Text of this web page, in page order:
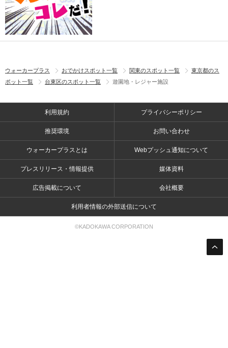
ウォーカープラス おでかけスポット一覧 関東のスポット一覧
東京都のス
ポット一覧
台東区のスポット一覧 遊園地・レジャー施設
利用規約 プライバシーポリシー
推奨環境 お問い合わせ
ウォーカープラスとは Webプッシュ通知について
プレスリリース・情報提供 媒体資料
広告掲載について 会社概要
利用者情報の外部送信について
©KADOKAWA CORPORATION